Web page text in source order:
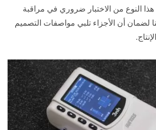
هذا النوع من الاختبار ضروري في مراقبة
لضمان أن الأجزاء تلبي مواصفات التصميم